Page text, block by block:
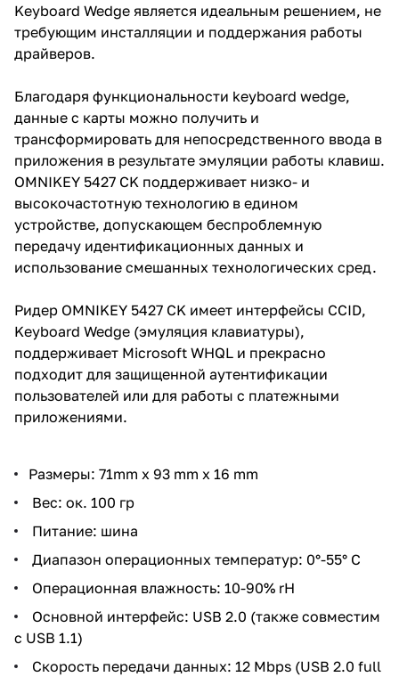
Keyboard Wedge является идеальным решением, не
требующим инсталляции и поддержания работы
драйверов.
Благодаря функциональности keyboard wedge,
данные с карты можно получить и
трансформировать для непосредственного ввода в
приложения в результате эмуляции работы клавиш.
OMNIKEY 5427 CK поддерживает низко- и
высокочастотную технологию в едином
устройстве, допускающем беспроблемную
передачу идентификационных данных и
использование смешанных технологических сред.
Ридер OMNIKEY 5427 CK имеет интерфейсы CCID,
Keyboard Wedge (эмуляция клавиатуры),
поддерживает Microsoft WHQL и прекрасно
подходит для защищенной аутентификации
пользователей или для работы с платежными
приложениями.
Размеры: 71mm x 93 mm x 16 mm
Вес: ок. 100 гр
Питание: шина
Диапазон операционных температур: 0°-55° C
Операционная влажность: 10-90% rH
Основной интерфейс: USB 2.0 (также совместим
с USB 1.1)
Скорость передачи данных: 12 Mbps (USB 2.0 full